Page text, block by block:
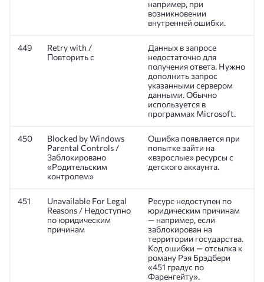
например, при
возникновении
внутренней ошибки.
449
Retry with /
Повторить с
Данных в запросе
недостаточно для
получения ответа. Нужно
дополнить запрос
указанными сервером
данными. Обычно
используется в
программах Microsoft.
450
Blocked by Windows
Parental Controls /
Заблокировано
«Родительским
контролем»
Ошибка появляется при
попытке зайти на
«взрослые» ресурсы с
детского аккаунта.
451
Unavailable For Legal
Reasons / Недоступно
по юридическим
причинам
Ресурс недоступен по
юридическим причинам
— например, если
заблокирован на
территории государства.
Код ошибки — отсылка к
роману Рэя Брэдбери
«451 градус по
Фаренгейту».